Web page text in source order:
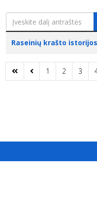
Įveskite dalį antraštės
Pavadinimas
Raseinių krašto
1 2 3